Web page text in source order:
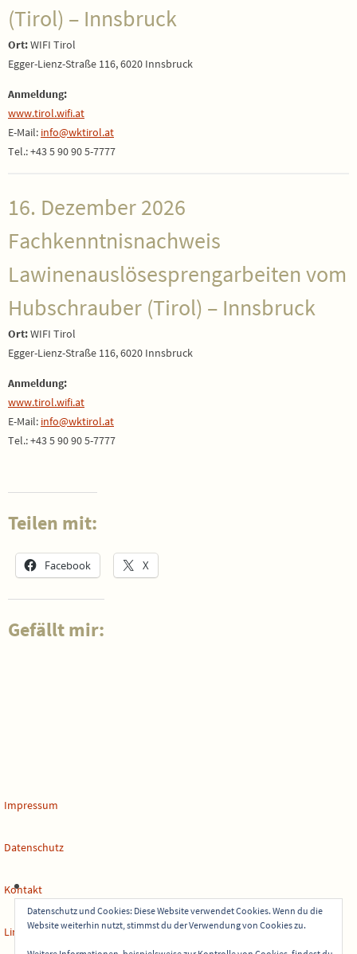
(Tirol) – Innsbruck
Ort:WIFI Tirol
Egger-Lienz-Straße 116, 6020 Innsbruck
Anmeldung:
www.tirol.wifi.at
E-Mail: info@wktirol.at
Tel.: +43 5 90 90 5-7777
16. Dezember 2026
Fachkenntnisnachweis
Lawinenauslösesprengarbeiten vom
Hubschrauber (Tirol) – Innsbruck
Ort:WIFI Tirol
Egger-Lienz-Straße 116, 6020 Innsbruck
Anmeldung:
www.tirol.wifi.at
E-Mail: info@wktirol.at
Tel.: +43 5 90 90 5-7777
Teilen mit:
Facebook X
Gefällt mir:
Impressum
Datenschutz
Kontakt
Links
Datenschutz und Cookies: Diese Website verwendet Cookies. Wenn du die
Website weiterhin nutzt, stimmst du der Verwendung von Cookies zu.